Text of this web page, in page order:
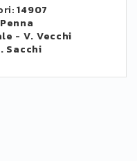
14907
- V. Vecchi
Sacchi